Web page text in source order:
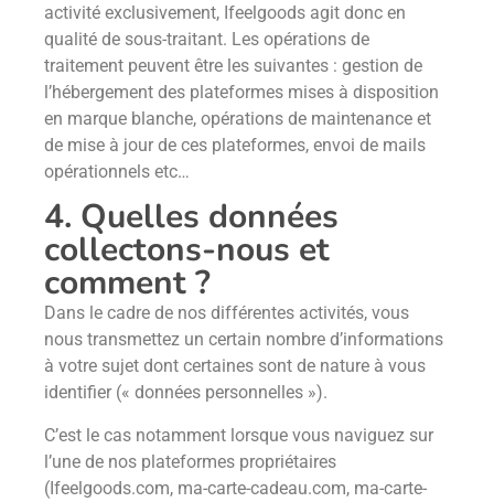
activité exclusivement, Ifeelgoods agit donc en
qualité de sous-traitant. Les opérations de
traitement peuvent être les suivantes : gestion de
l’hébergement des plateformes mises à disposition
en marque blanche, opérations de maintenance et
de mise à jour de ces plateformes, envoi de mails
opérationnels etc…
4. Quelles données
collectons-nous et
comment ?
Dans le cadre de nos différentes activités, vous
nous transmettez un certain nombre d’informations
à votre sujet dont certaines sont de nature à vous
identifier (« données personnelles »).
C’est le cas notamment lorsque vous naviguez sur
l’une de nos plateformes propriétaires
(Ifeelgoods.com, ma-carte-cadeau.com, ma-carte-